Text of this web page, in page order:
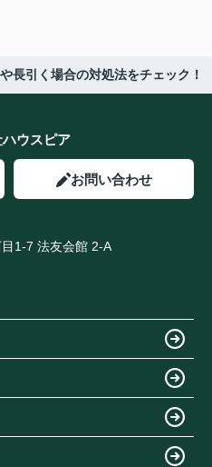
長引く場合の対処法をチェック！
ウスピア
お問い合わせ
1-7 法友会館 2-A